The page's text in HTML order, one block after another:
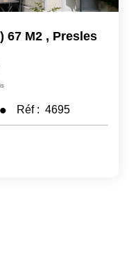
67 M2 , Presles
Réf : 4695